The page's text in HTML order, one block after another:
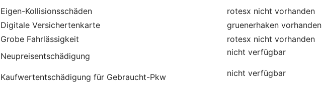
Eigen-Kollisionsschäden rotesx nicht vorhanden
Digitale Versichertenkarte
gruenerhaken vorhanden
Grobe Fahrlässigkeit
rotesx nicht vorhanden
Neupreisentschädigung
nicht verfügbar
Kauf­wert­entschädi­gung für Gebraucht-Pkw nicht verfügbar